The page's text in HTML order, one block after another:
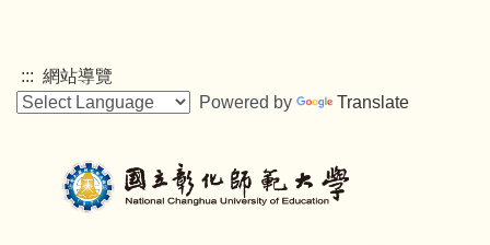
主
要
::: 網站導覽
Powered by
Translate